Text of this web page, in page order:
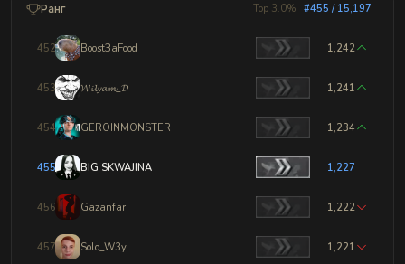
Ранг Top 3.0% #455 / 15,197
452 BoostЗаFood 1,242
453 𝓦𝓲𝓵𝔂𝓪𝓶_𝓓 1,241
454 GЕRОINМОNSТЕR 1,234
455 BIG SKWAJINA 1,227
456 Gazanfar 1,222
457 Solo_W3y 1,221